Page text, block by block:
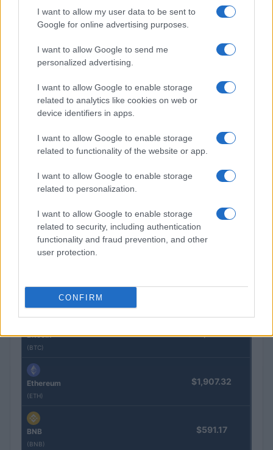
I want to allow my user data to be sent to
Google for online advertising purposes.
I want to allow Google to send me
personalized advertising.
I want to allow Google to enable storage
related to analytics like cookies on web or
device identifiers in apps.
I want to allow Google to enable storage
related to functionality of the website or app.
I want to allow Google to enable storage
related to personalization.
I want to allow Google to enable storage
related to security, including authentication
functionality and fraud prevention, and other
user protection.
CONFIRM
INVERSIONES
Cómo aplicar un framework minimalista para gestionar
Lucía Herrera · 5 Ago 2026
Nombre
Bitcoin
(BTC)
$64,579.00
Ethereum
(ETH)
$1,907.32
BNB
(BNB)
$591.17